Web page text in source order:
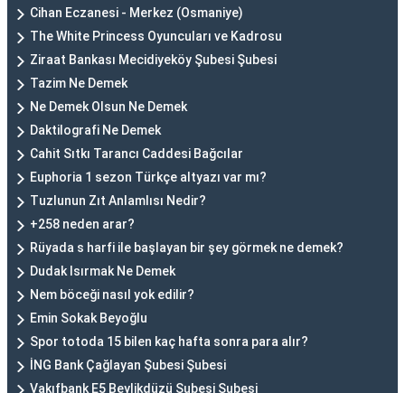
Cihan Eczanesi - Merkez (Osmaniye)
The White Princess Oyuncuları ve Kadrosu
Ziraat Bankası Mecidiyeköy Şubesi Şubesi
Tazim Ne Demek
Ne Demek Olsun Ne Demek
Daktilografi Ne Demek
Cahit Sıtkı Tarancı Caddesi Bağcılar
Euphoria 1 sezon Türkçe altyazı var mı?
Tuzlunun Zıt Anlamlısı Nedir?
+258 neden arar?
Rüyada s harfi ile başlayan bir şey görmek ne demek?
Dudak Isırmak Ne Demek
Nem böceği nasıl yok edilir?
Emin Sokak Beyoğlu
Spor totoda 15 bilen kaç hafta sonra para alır?
İNG Bank Çağlayan Şubesi Şubesi
Vakıfbank E5 Beylikdüzü Şubesi Şubesi